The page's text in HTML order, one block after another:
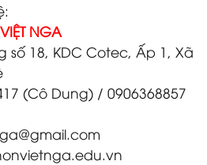
NGA
số 18, KDC Cotec, Ấp 1, Xã
(Cô Dung) / 0906368857